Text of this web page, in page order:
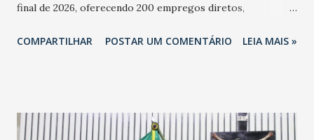
final de 2026, oferecendo 200 empregos diretos,
Havan Fortaleza ainda não foi anunciada oficialmente, mas
COMPARTILHAR POSTAR UM COMENTÁRIO LEIA MAIS »